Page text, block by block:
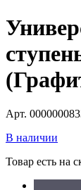
Арт.
В наличии
Товар есть на